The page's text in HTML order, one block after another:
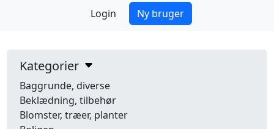
Login Ny bruger
Kategorier
Baggrunde, diverse
Beklædning, tilbehør
Blomster, træer, planter